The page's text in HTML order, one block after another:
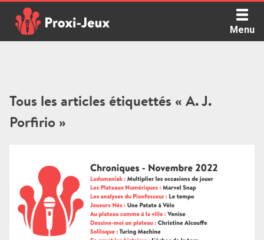
content
Menu
Tous les articles étiquettés « A. J.
Porfirio »